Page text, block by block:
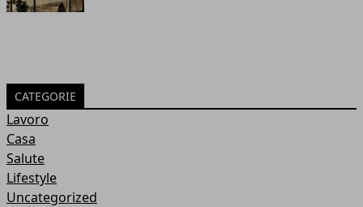
CATEGORIE
Lavoro
Casa
Salute
Lifestyle
Uncategorized